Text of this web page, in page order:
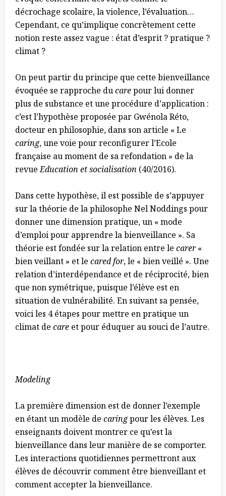
décrochage scolaire, la violence, l’évaluation…
Cependant, ce qu’implique concrètement cette
notion reste assez vague : état d’esprit ? pratique ?
climat ?
On peut partir du principe que cette bienveillance
évoquée se rapproche ducarepour lui donner
plus de substance et une procédure d’application :
c’est l’hypothèse proposée par Gwénola Réto,
docteur en philosophie, dans son article « Le
caring, une voie pour reconfigurer l’Ecole
française au moment de sa refondation » de la
revueEducation et socialisation (40/2016).
Dans cette hypothèse, il est possible de s’appuyer
sur la théorie de la philosophe Nel Noddings pour
donner une dimension pratique, un « mode
d’emploi pour apprendre la bienveillance ». Sa
théorie est fondée sur la relation entre le carer«
bien veillant » et le cared for, le « bien veillé ». Une
relation d’interdépendance et de réciprocité, bien
que non symétrique, puisque l’élève est en
situation de vulnérabilité. En suivant sa pensée,
voici les 4 étapes pour mettre en pratique un
climat de care et pour éduquer au souci de l’autre.
Modeling
La première dimension est de donner l’exemple
en étant un modèle de caringpour les élèves. Les
enseignants doivent montrer ce qu’est la
bienveillance dans leur manière de se comporter.
Les interactions quotidiennes permettront aux
élèves de découvrir comment être bienveillant et
comment accepter la bienveillance.